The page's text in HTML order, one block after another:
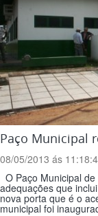
Paço Municipal
08/05/2013 ás
O Paço Municipal
adequações que
nova porta que é o
municipal foi